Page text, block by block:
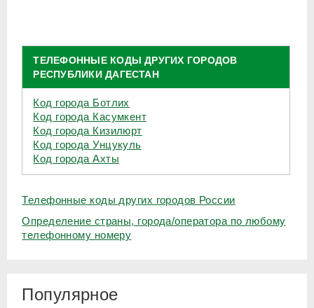
ТЕЛЕФОННЫЕ КОДЫ ДРУГИХ ГОРОДОВ
РЕСПУБЛИКИ ДАГЕСТАН
Код города Ботлих
Код города Касумкент
Код города Кизилюрт
Код города Унцукуль
Код города Ахты
Телефонные коды других городов России
Определение страны, города/оператора по любому
телефонному номеру
Популярное